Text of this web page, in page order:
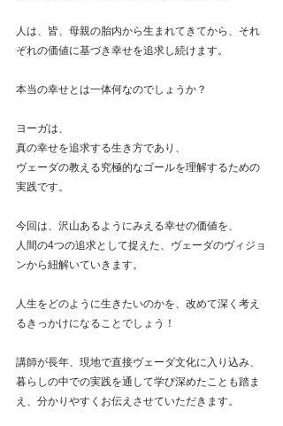
人は、皆、母親の胎内から生まれてきてから、それ
ぞれの価値に基づき幸せを追求し続けます。
本当の幸せとは一体何なのでしょうか？
ヨーガは、
真の幸せを追求する生き方であり、
ヴェーダの教える究極的なゴールを理解するための
実践です。
今回は、沢山あるようにみえる幸せの価値を、
人間の4つの追求として捉えた、ヴェーダのヴィジョ
ンから紐解いていきます。
人生をどのように生きたいのかを、改めて深く考え
るきっかけになることでしょう！
講師が長年、現地で直接ヴェーダ文化に入り込み、
暮らしの中での実践を通して学び深めたことも踏ま
え、分かりやすくお伝えさせていただきます。